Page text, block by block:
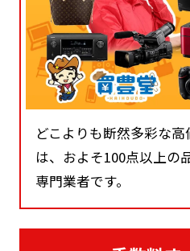
どこよりも断然多彩な
は、およそ100点以上の
専門業者です。